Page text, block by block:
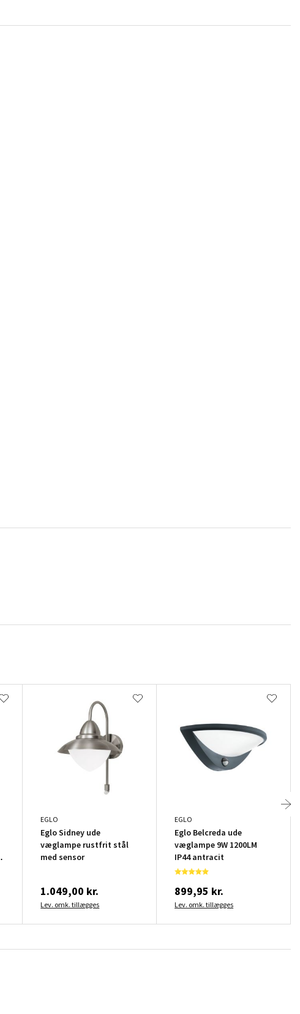
EGLO
Eglo Sidney ude
væglampe rustfrit stål
med sensor
1.049,00 kr.
Lev. omk. tillægges
EGLO
Eglo Belcreda ude
væglampe 9W 1200LM
IP44 antracit
899,95 kr.
Lev. omk. tillægges